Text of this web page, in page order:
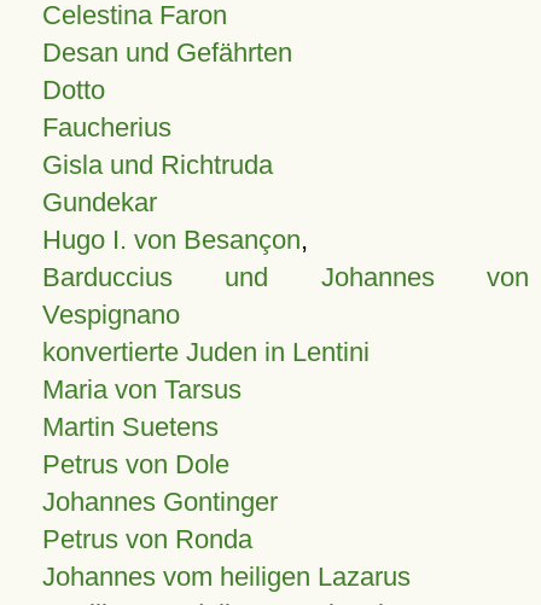
Celestina Faron
Desan und Gefährten
Dotto
Faucherius
Gisla und Richtruda
Gundekar
Hugo I. von Besançon,
Barduccius und Johannes von
Vespignano
konvertierte Juden in Lentini
Maria von Tarsus
Martin Suetens
Petrus von Dole
Johannes Gontinger
Petrus von Ronda
Johannes vom heiligen Lazarus